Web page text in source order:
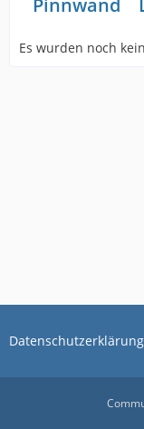
Pinnwand
Es wurden noch
Datenschutzerklärung